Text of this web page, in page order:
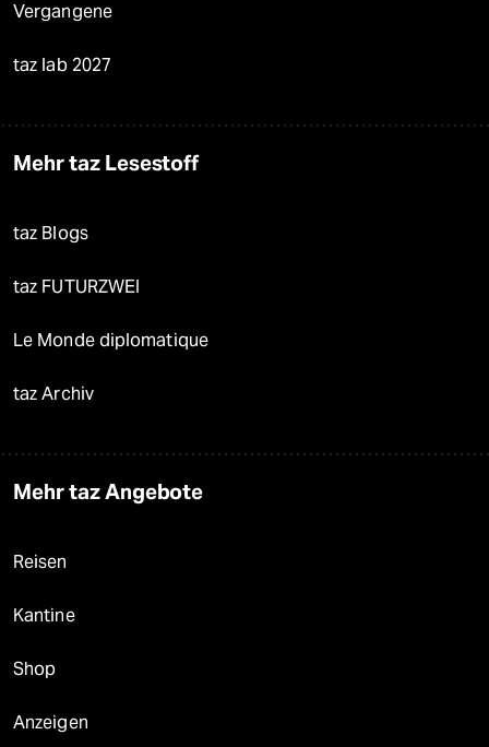
Vergangene
taz lab 2027
Mehr taz Lesestoff
taz Blogs
taz FUTURZWEI
Le Monde diplomatique
taz Archiv
Mehr taz Angebote
Reisen
Kantine
Shop
Anzeigen